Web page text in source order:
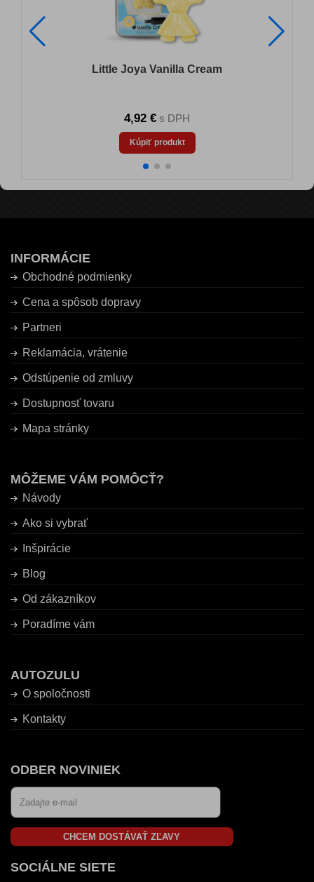
Little Joya Vanilla Cream
4,92 € s DPH
Kúpiť produkt
INFORMÁCIE
Obchodné podmienky
Cena a spôsob dopravy
Partneri
Reklamácia, vrátenie
Odstúpenie od zmluvy
Dostupnosť tovaru
Mapa stránky
MÔŽEME VÁM POMÔCŤ?
Návody
Ako si vybrať
Inšpirácie
Blog
Od zákazníkov
Poradíme vám
AUTOZULU
O spoločnosti
Kontakty
ODBER NOVINIEK
CHCEM DOSTÁVAŤ ZĽAVY
SOCIÁLNE SIETE